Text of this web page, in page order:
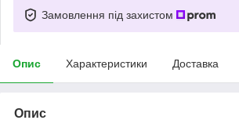
Замовлення під захистом
Опис Характеристики Доставка
Опис